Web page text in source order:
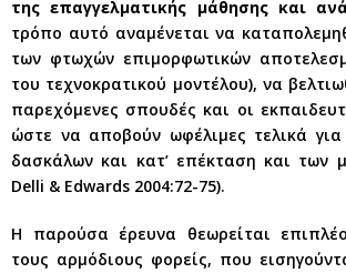
της επαγγελματικής μάθησης και
τρόπο αυτό αναμένεται να
των φτωχών επιμορφωτικών
του τεχνοκρατικού μοντέλου), να
παρεχόμενες σπουδές και οι
ώστε να αποβούν ωφέλιμες τελικά
δασκάλων και κατ’ επέκταση και των
Delli & Edwards 2004:72-75).
Η παρούσα έρευνα θεωρείται
τους αρμόδιους φορείς, που